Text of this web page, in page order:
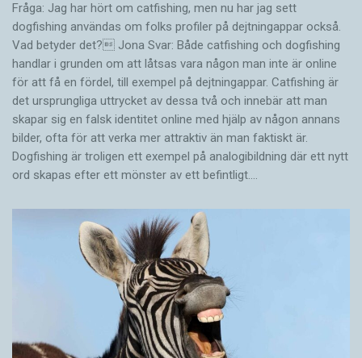
Fråga: Jag har hört om catfishing, men nu har jag sett
dogfishing användas om folks profiler på dejtningappar också.
Vad betyder det? Jona Svar: Både catfishing och dogfishing
handlar i grunden om att låtsas vara någon man inte är online
för att få en fördel, till exempel på dejtningappar. Catfishing är
det ursprungliga uttrycket av dessa två och innebär att man
skapar sig en falsk identitet online med hjälp av någon annans
bilder, ofta för att verka mer attraktiv än man faktiskt är.
Dogfishing är troligen ett exempel på analogibildning där ett nytt
ord skapas efter ett mönster av ett befintligt.…